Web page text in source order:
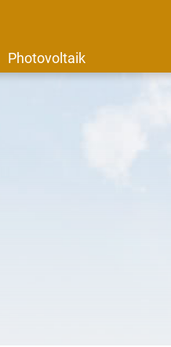
Photovoltaik